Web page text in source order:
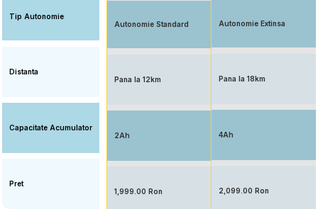
Tip Autonomie
Distanta
Capacitate Acumulator
Pret
Autonomie Standard
Pana la 12km
2Ah
1,999.00 Ron
Autonomie Extinsa
Pana la 18km
4Ah
2,099.00 Ron